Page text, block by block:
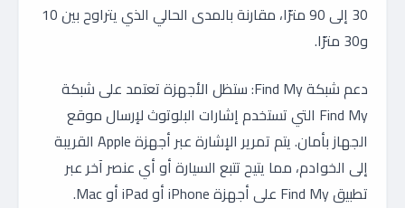
30 إلى 90 مترًا، مقارنة بالمدى الحالي الذي يتراوح بين 10
و30 مترًا.
دعم شبكة Find My: ستظل الأجهزة تعتمد على شبكة
Find My التي تستخدم إشارات البلوتوث لإرسال موقع
الجهاز بأمان. يتم تمرير الإشارة عبر أجهزة Apple القريبة
إلى الخوادم، مما يتيح تتبع السيارة أو أي عنصر آخر عبر
تطبيق Find My على أجهزة iPhone أو iPad أو Mac.